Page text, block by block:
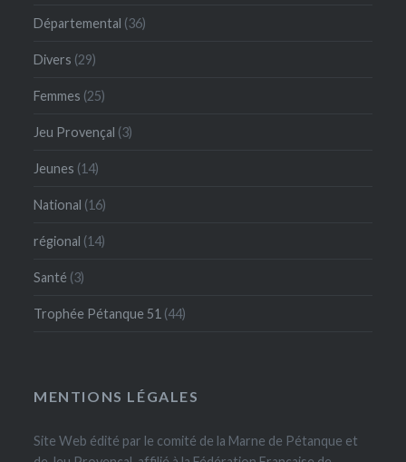
Départemental (36)
Divers (29)
Femmes (25)
Jeu Provençal (3)
Jeunes (14)
National (16)
régional (14)
Santé (3)
Trophée Pétanque 51 (44)
MENTIONS LÉGALES
Site Web édité par le comité de la Marne de Pétanque et